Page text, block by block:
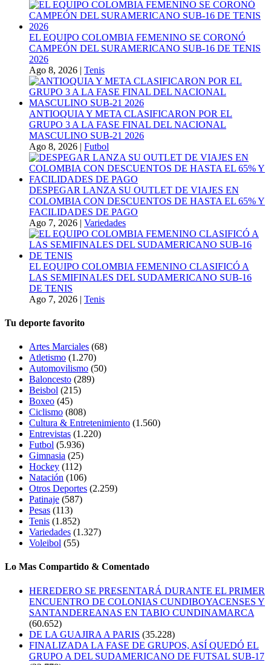
EL EQUIPO COLOMBIA FEMENINO SE CORONÓ
CAMPEÓN DEL SURAMERICANO SUB-16 DE TENIS
2026
Ago 8, 2026 | Tenis
ANTIOQUIA Y META CLASIFICARON POR EL
GRUPO 3 A LA FASE FINAL DEL NACIONAL
MASCULINO SUB-21 2026
Ago 8, 2026 | Futbol
DESPEGAR LANZA SU OUTLET DE VIAJES EN
COLOMBIA CON DESCUENTOS DE HASTA EL 65% Y
FACILIDADES DE PAGO
Ago 7, 2026 | Variedades
EL EQUIPO COLOMBIA FEMENINO CLASIFICÓ A
LAS SEMIFINALES DEL SUDAMERICANO SUB-16
DE TENIS
Ago 7, 2026 | Tenis
Tu deporte favorito
Artes Marciales (68)
Atletismo (1.270)
Automovilismo (50)
Baloncesto (289)
Beisbol (215)
Boxeo (45)
Ciclismo (808)
Cultura & Entretenimiento (1.560)
Entrevistas (1.220)
Futbol (5.936)
Gimnasia (25)
Hockey (112)
Natación (106)
Otros Deportes (2.259)
Patinaje (587)
Pesas (113)
Tenis (1.852)
Variedades (1.327)
Voleibol (55)
Lo Mas Compartido & Comentado
HEREDERO SE PRESENTARÁ DURANTE EL PRIMER
ENCUENTRO DE COLONIAS CUNDIBOYACENSES Y
SANTANDEREANAS EN TABIO CUNDINAMARCA
(60.652)
DE LA GUAJIRA A PARIS (35.228)
FINALIZADA LA FASE DE GRUPOS, ASÍ QUEDÓ EL
GRUPO A DEL SUDAMERICANO DE FUTSAL SUB-17